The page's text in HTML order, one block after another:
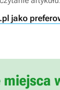
jako